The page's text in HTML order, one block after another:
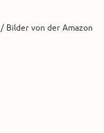
Bilder von der Amazon